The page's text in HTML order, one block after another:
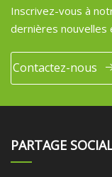
Inscrivez-vous à
dernières nouvelles
Contactez-nous
PARTAGE